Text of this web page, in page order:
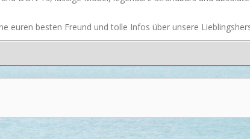
Ilse Jacobsen
euren besten Freund und tolle Infos über unsere